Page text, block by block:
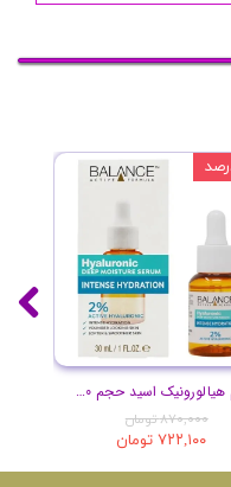
سرم هیالورونیک اسید حجم 30 میلی لیتر
۸۷۰,۰۰۰ تومان
۷۲۲,۱۰۰ تومان